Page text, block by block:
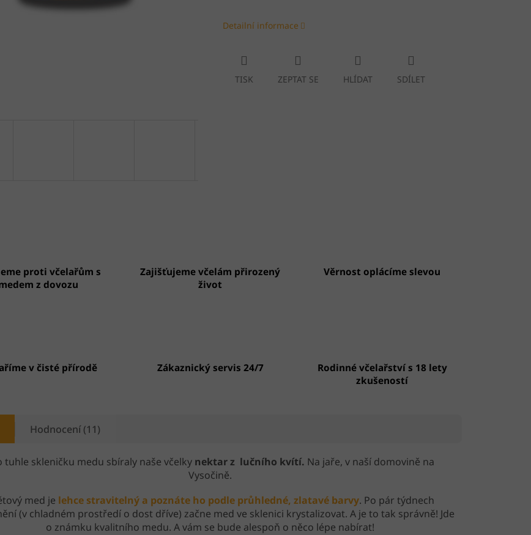
Detailní informace
TISK ZEPTAT SE HLÍDAT SDÍLET
proti včelařům s
z dovozu
Zajišťujeme včelám přirozený
život
Věrnost oplácíme slevou
v čisté přírodě Zákaznický servis 24/7
Rodinné včelařství s 18 lety
zkušeností
Hodnocení (11)
tuhle skleničku medu sbíraly naše včelky nektar z lučního kvítí. Na jaře, v naší domovině na
Vysočině.
med je lehce stravitelný a poznáte ho podle průhledné, zlatavé barvy. Po pár týdnech
(v chladném prostředí o dost dříve) začne med ve sklenici krystalizovat. A je to tak správně! Jde
o známku kvalitního medu. A vám se bude alespoň o něco lépe nabírat!